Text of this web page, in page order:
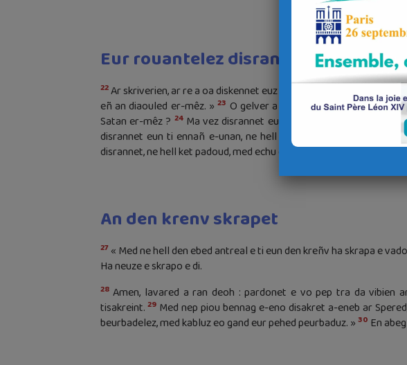
Eur rouantelez disrannet
22Ar skriverien, ar re a oa diskennet euz Jeruzalem, a lavare : «
eñ an diaouled er-mêz. »23 O gelver a ra davetañ, ha dre
Satan er-mêz ? 24Ma vez disrannet eur rouantelez enni heh-
disrannet eun ti ennañ e-unan, ne hell ket an ti-ze padoud.
disrannet, ne hell ket padoud, med echu eo gantañ. »
An den krenv skrapet
27 « Med ne hell den ebed antreal e ti eun den kreñv ha skrapa e
Ha neuze e skrapo e di.
28Amen, lavared a ran deoh : pardonet e vo pep tra da vibien
tisakreint.29 Med nep piou bennag e-eno disakret a-eneb ar
beurbadelez, med kabluz eo gand eur pehed peurbaduz. » 30 En